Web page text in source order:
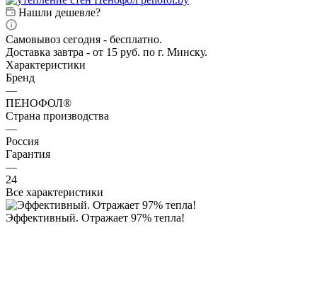
Нашли дешевле?
Самовывоз сегодня - бесплатно.
Доставка завтра - от 15 руб. по г. Минску.
Характеристики
Бренд
—
ПЕНОФОЛ®
Страна производства
—
Россия
Гарантия
—
24
Все характеристики
Эффективный. Отражает 97% тепла!